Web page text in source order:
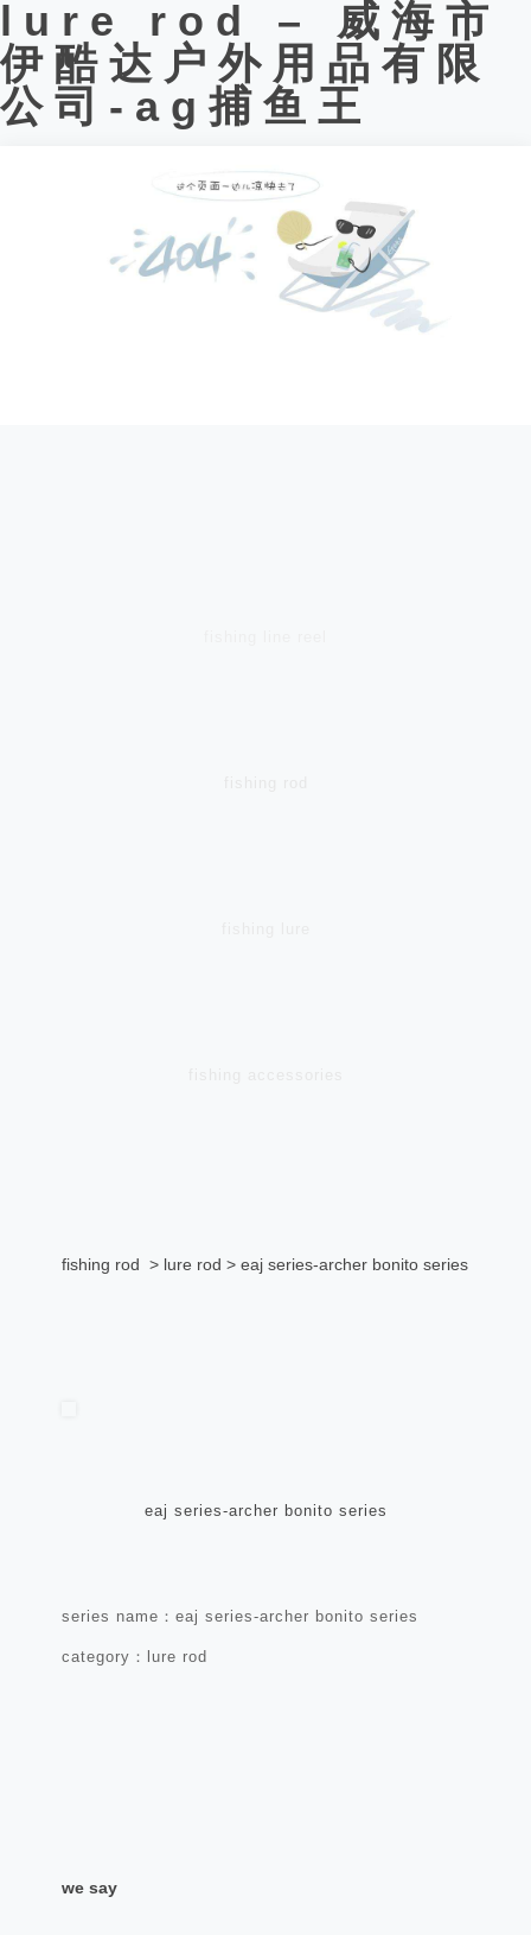
lure rod – 威海市
伊酷达户外用品有限
公司-ag捕鱼王
fishing rod > lure rod > eaj series-archer bonito series
eaj series-archer bonito series
series name：eaj series-archer bonito series
category：lure rod
we say